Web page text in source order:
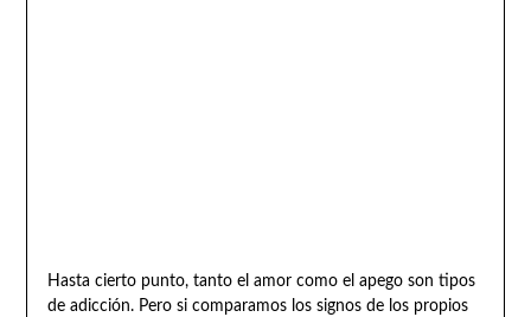
Hasta cierto punto, tanto el amor como el apego son tipos
de adicción. Pero si comparamos los signos de los propios